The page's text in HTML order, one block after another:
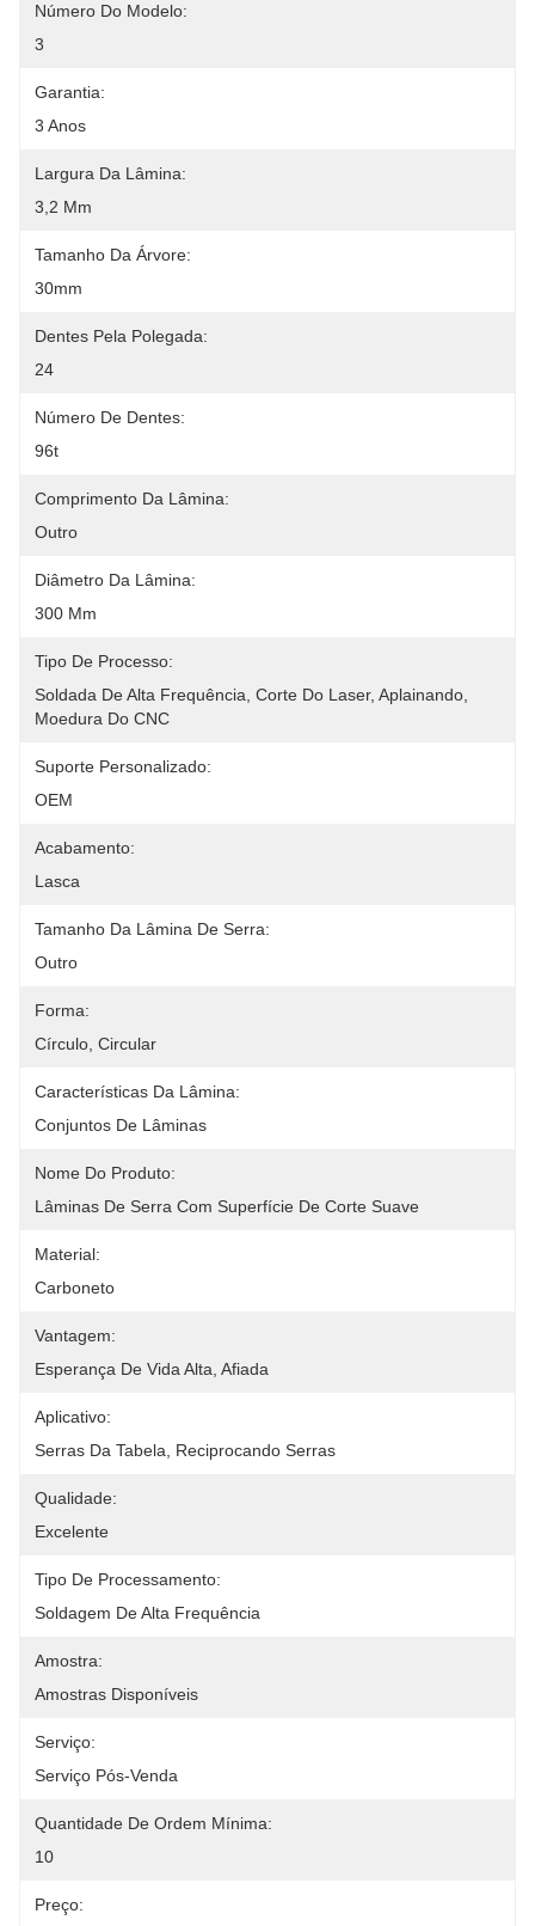
Número Do Modelo:
3
Garantia:
3 Anos
Largura Da Lâmina:
3,2 Mm
Tamanho Da Árvore:
30mm
Dentes Pela Polegada:
24
Número De Dentes:
96t
Comprimento Da Lâmina:
Outro
Diâmetro Da Lâmina:
300 Mm
Tipo De Processo:
Soldada De Alta Frequência, Corte Do Laser, Aplainando,
Moedura Do CNC
Suporte Personalizado:
OEM
Acabamento:
Lasca
Tamanho Da Lâmina De Serra:
Outro
Forma:
Círculo, Circular
Características Da Lâmina:
Conjuntos De Lâminas
Nome Do Produto:
Lâminas De Serra Com Superfície De Corte Suave
Material:
Carboneto
Vantagem:
Esperança De Vida Alta, Afiada
Aplicativo:
Serras Da Tabela, Reciprocando Serras
Qualidade:
Excelente
Tipo De Processamento:
Soldagem De Alta Frequência
Amostra:
Amostras Disponíveis
Serviço:
Serviço Pós-Venda
Quantidade De Ordem Mínima:
10
Preço: